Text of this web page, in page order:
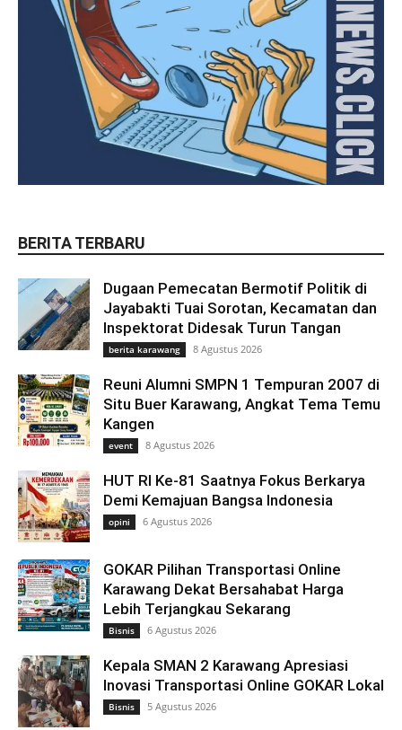
BERITA TERBARU
Dugaan Pemecatan Bermotif Politik di
Jayabakti Tuai Sorotan, Kecamatan dan
Inspektorat Didesak Turun Tangan
berita karawang 8 Agustus 2026
Reuni Alumni SMPN 1 Tempuran 2007 di
Situ Buer Karawang, Angkat Tema Temu
Kangen
event 8 Agustus 2026
HUT RI Ke-81 Saatnya Fokus Berkarya
Demi Kemajuan Bangsa Indonesia
opini 6 Agustus 2026
GOKAR Pilihan Transportasi Online
Karawang Dekat Bersahabat Harga
Lebih Terjangkau Sekarang
Bisnis 6 Agustus 2026
Kepala SMAN 2 Karawang Apresiasi
Inovasi Transportasi Online GOKAR Lokal
Bisnis 5 Agustus 2026